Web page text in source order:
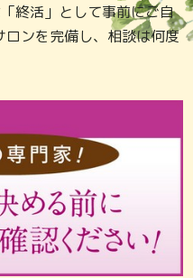
終活」として事前にご自
ンを完備し、相談は何度